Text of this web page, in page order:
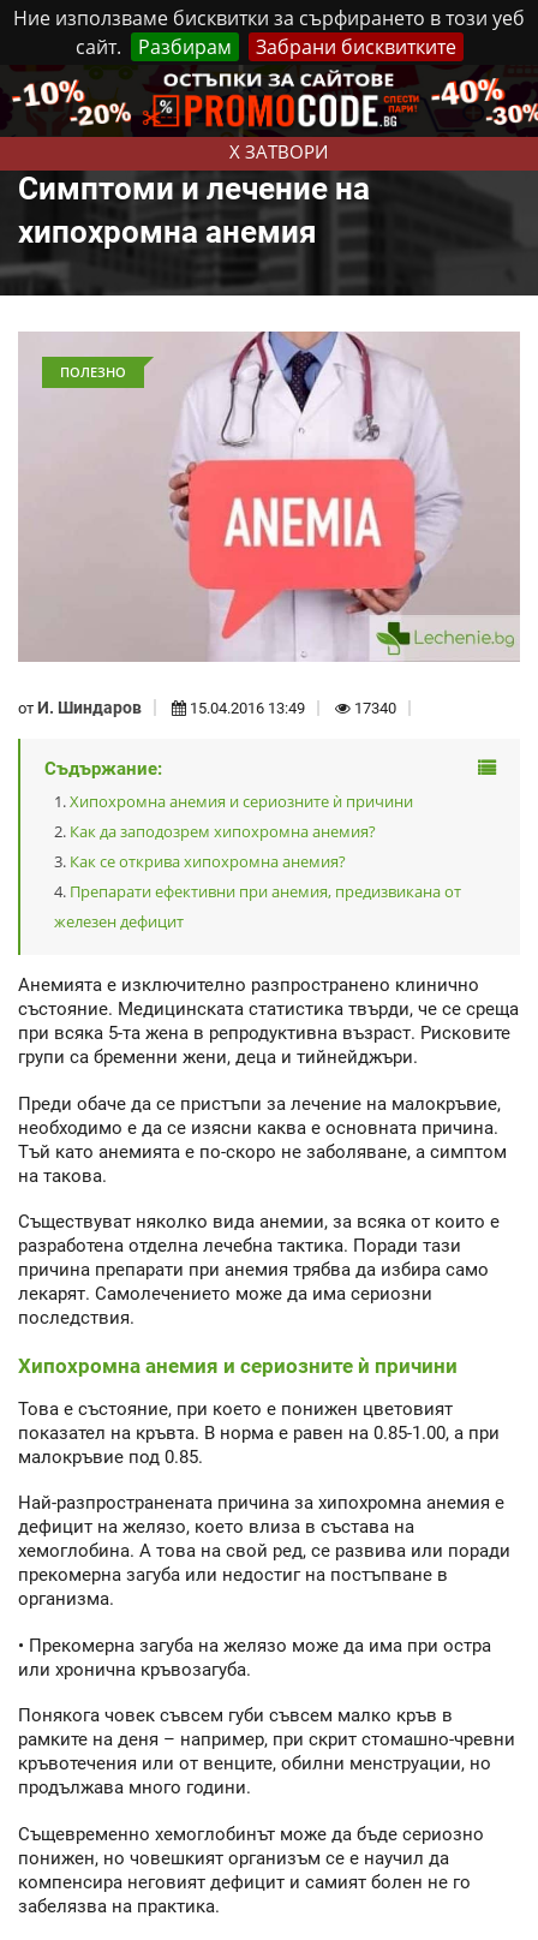
Ние използваме бисквитки за сърфирането в този уеб
сайт.
Разбирам Забрани бисквитките
X ЗАТВОРИ
Събота, 8 Август, 2026 Реклама Контакти
Симптоми и лечение на
хипохромна анемия
ПОЛЕЗНО
от И. Шиндаров 15.04.2016 13:49 17340
Съдържание:
Хипохромна анемия и сериозните ѝ причини
Как да заподозрем хипохромна анемия?
Как се открива хипохромна анемия?
Препарати ефективни при анемия, предизвикана от
железен дефицит
Анемията е изключително разпространено клинично
състояние. Медицинската статистика твърди, че се среща
при всяка 5-та жена в репродуктивна възраст. Рисковите
групи са бременни жени, деца и тийнейджъри.
Преди обаче да се пристъпи за лечение на малокръвие,
необходимо е да се изясни каква е основната причина.
Тъй като анемията е по-скоро не заболяване, а симптом
на такова.
Съществуват няколко вида анемии, за всяка от които е
разработена отделна лечебна тактика. Поради тази
причина препарати при анемия трябва да избира само
лекарят. Самолечението може да има сериозни
последствия.
Хипохромна анемия и сериозните ѝ причини
Това е състояние, при което е понижен цветовият
показател на кръвта. В норма е равен на 0.85-1.00, а при
малокръвие под 0.85.
Най-разпространената причина за хипохромна анемия е
дефицит на желязо, което влиза в състава на
хемоглобина. А това на свой ред, се развива или поради
прекомерна загуба или недостиг на постъпване в
организма.
• Прекомерна загуба на желязо може да има при остра
или хронична кръвозагуба.
Понякога човек съвсем губи съвсем малко кръв в
рамките на деня – например, при скрит стомашно-чревни
кръвотечения или от венците, обилни менструации, но
продължава много години.
Същевременно хемоглобинът може да бъде сериозно
понижен, но човешкият организъм се е научил да
компенсира неговият дефицит и самият болен не го
забелязва на практика.